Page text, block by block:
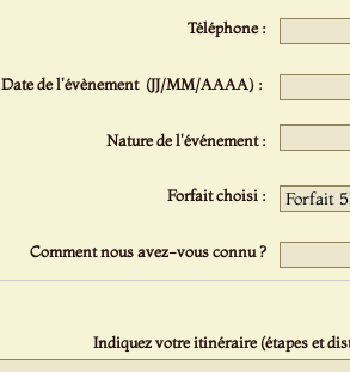
Téléphone :
Date de l'évènement (JJ/MM/AAAA) :
Nature de l'événement :
Forfait choisi :
Comment nous avez-vous connu ?
Indiquez votre itinéraire (étapes et